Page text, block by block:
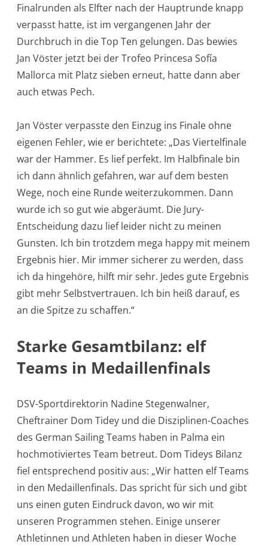
Finalrunden als Elfter nach der Hauptrunde knapp
verpasst hatte, ist im vergangenen Jahr der
Durchbruch in die Top Ten gelungen. Das bewies
Jan Vöster jetzt bei der Trofeo Princesa Sofía
Mallorca mit Platz sieben erneut, hatte dann aber
auch etwas Pech.
Jan Vöster verpasste den Einzug ins Finale ohne
eigenen Fehler, wie er berichtete: „Das Viertelfinale
war der Hammer. Es lief perfekt. Im Halbfinale bin
ich dann ähnlich gefahren, war auf dem besten
Wege, noch eine Runde weiterzukommen. Dann
wurde ich so gut wie abgeräumt. Die Jury-
Entscheidung dazu lief leider nicht zu meinen
Gunsten. Ich bin trotzdem mega happy mit meinem
Ergebnis hier. Mir immer sicherer zu werden, dass
ich da hingehöre, hilft mir sehr. Jedes gute Ergebnis
gibt mehr Selbstvertrauen. Ich bin heiß darauf, es
an die Spitze zu schaffen.“
Starke Gesamtbilanz: elf
Teams in Medaillenfinals
DSV-Sportdirektorin Nadine Stegenwalner,
Cheftrainer Dom Tidey und die Disziplinen-Coaches
des German Sailing Teams haben in Palma ein
hochmotiviertes Team betreut. Dom Tideys Bilanz
fiel entsprechend positiv aus: „Wir hatten elf Teams
in den Medaillenfinals. Das spricht für sich und gibt
uns einen guten Eindruck davon, wo wir mit
unseren Programmen stehen. Einige unserer
Athletinnen und Athleten haben in dieser Woche